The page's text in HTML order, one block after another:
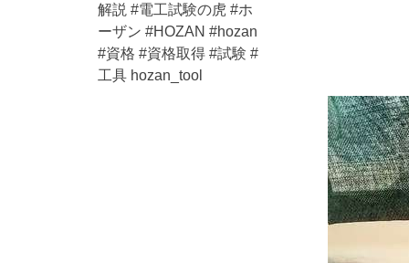
解説 #電工試験の虎 #ホ
ーザン #HOZAN #hozan
#資格 #資格取得 #試験 #
工具 hozan_tool